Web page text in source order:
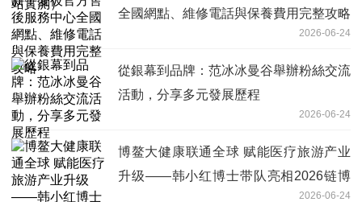
全國網點、維修電話與保養費用完整攻略
2026-06-24
從銀幕到品牌：范冰冰曼谷舉辦粉絲交流
活動，分享多元發展歷程
2026-06-24
博鳌大健康联通全球 赋能医疗旅游产业
升级——韩小红博士带队亮相2026链博
2026-06-24